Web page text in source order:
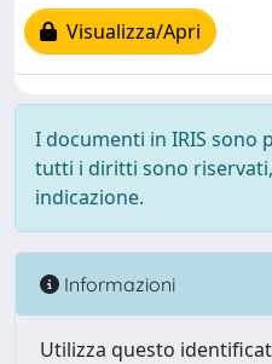
Visualizza/Apri
I documenti in IRIS sono
tutti i diritti sono
indicazione.
Informazioni
Utilizza questo